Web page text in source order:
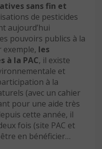
sans fin et
de pesticides
aujourd’hui
pouvoirs publics à la
exemple, les
à la PAC, il existe
et
à la
(avec un cahier
pour une aide très
cette année, il
fois (site PAC et
en bénéficier…